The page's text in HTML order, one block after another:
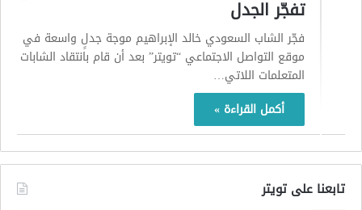
تفجّر الجدل
فجّر الشاب السعودي خالد الإبراهيم موجة جدلٍ واسعة في
موقع التواصل الاجتماعي “تويتر” بعد أن قام بانتقاد الشابات
المتعلمات اللاتي…
أكمل القراءة »
تابعنا على تويتر